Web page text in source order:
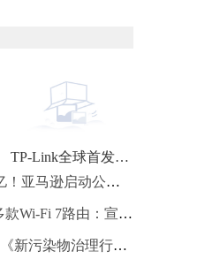
TP-Link全球首发多款Wi-Fi 7路由：宣称BE900的峰值网速可达24Gbps
单日市值蒸发7万亿！亚马逊启动公司最大规模裁员：计划裁员约1万人
TP-Link全球首发多款Wi-Fi 7路由：宣称BE900的峰值网速可达24Gbps
国务院办公厅印发《新污染物治理行动方案》